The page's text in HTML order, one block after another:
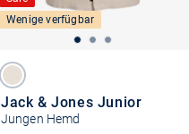
Wenige verfügbar
Jack & Jones Junior
Jungen Hemd